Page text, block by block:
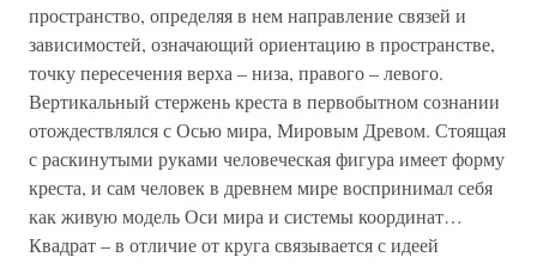
пространство, определяя в нем направление связей и
зависимостей, означающий ориентацию в пространстве,
точку пересечения верха – низа, правого – левого.
Вертикальный стержень креста в первобытном сознании
отождествлялся с Осью мира, Мировым Древом. Стоящая
с раскинутыми руками человеческая фигура имеет форму
креста, и сам человек в древнем мире воспринимал себя
как живую модель Оси мира и системы координат…
Квадрат – в отличие от круга связывается с идеей